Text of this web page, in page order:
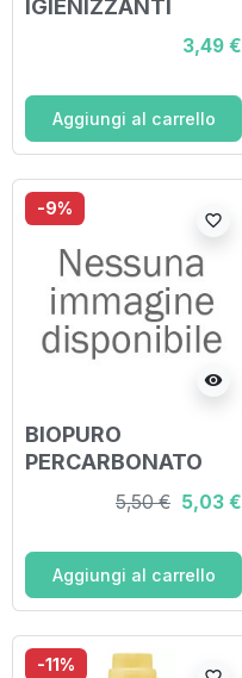
IGIENIZZANTI
ALCOOL 40 PEZZI
3,49 €
Aggiungi al carrello
-9%
visibility
favorite_border
BIOPURO
PERCARBONATO
5,50 € 5,03 €
Aggiungi al carrello
-11%